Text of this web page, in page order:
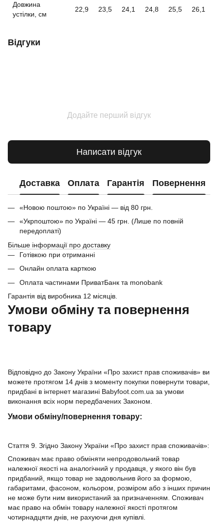
Довжина
устілки, см
22,9 23,5 24,1 24,8 25,5 26,1
Відгуки
Додайте перший відгук
Написати відгук
Доставка Оплата Гарантія Повернення
«Новою поштою» по Україні — від 80 грн.
«Укрпоштою» по Україні — 45 грн. (Лише по повній
передоплаті)
Більше інформації про доставку
Готівкою при отриманні
Онлайн оплата карткою
Оплата частинами ПриватБанк та monobank
Гарантія від виробника 12 місяців.
Умови обміну та повернення
товару
Відповідно до Закону України «Про захист прав споживачів» ви
можете протягом 14 днів з моменту покупки повернути товари,
придбані в інтернет магазині Babyfoot.com.ua за умови
виконання всіх норм передбачених Законом.
Умови обміну/повернення товару:
Стаття 9. Згідно Закону України «Про захист прав споживачів»:
Споживач має право обміняти непродовольчий товар
належної якості на аналогічний у продавця, у якого він був
придбаний, якщо товар не задовольнив його за формою,
габаритами, фасоном, кольором, розміром або з інших причин
не може бути ним використаний за призначенням. Споживач
має право на обмін товару належної якості протягом
чотирнадцяти днів, не рахуючи дня купівлі.